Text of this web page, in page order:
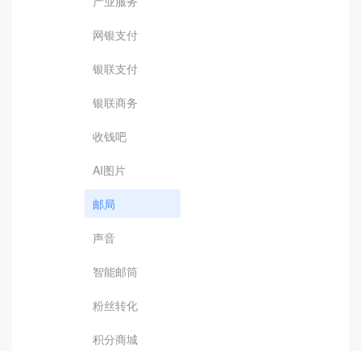
网银支付
银联支付
银联商务
收钱吧
AI图片
邮局
声音
智能邮筒
粉丝转化
积分商城